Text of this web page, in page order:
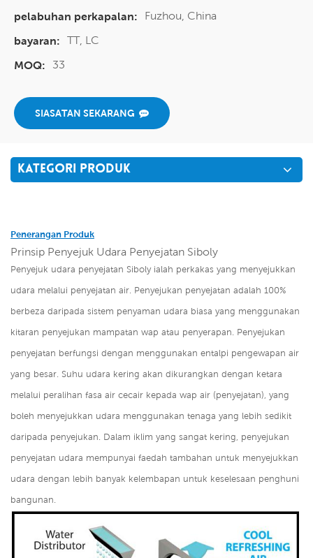
pelabuhan perkapalan:
Fuzhou, China
bayaran: TT, LC
MOQ:
33
SIASATAN SEKARANG
KATEGORI PRODUK
Penerangan Produk
Prinsip Penyejuk Udara Penyejatan Siboly
Penyejuk udara penyejatan Siboly ialah perkakas yang menyejukkan
udara melalui penyejatan air. Penyejukan penyejatan adalah 100%
berbeza daripada sistem penyaman udara biasa yang menggunakan
kitaran penyejukan mampatan wap atau penyerapan. Penyejukan
penyejatan berfungsi dengan menggunakan entalpi pengewapan air
yang besar. Suhu udara kering akan dikurangkan dengan ketara
melalui peralihan fasa air cecair kepada wap air (penyejatan), yang
boleh menyejukkan udara menggunakan tenaga yang lebih sedikit
daripada penyejukan. Dalam iklim yang sangat kering, penyejukan
penyejatan udara mempunyai faedah tambahan untuk menyejukkan
udara dengan lebih banyak kelembapan untuk keselesaan penghuni
bangunan.